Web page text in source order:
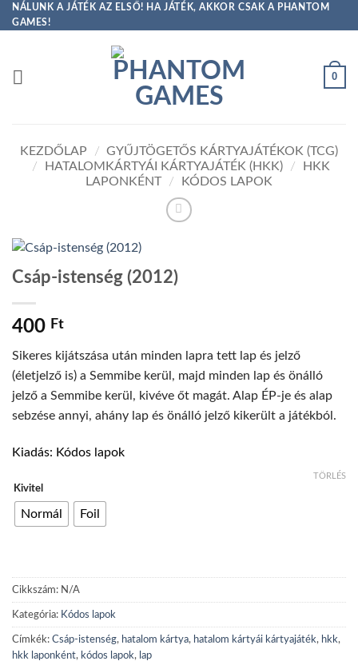
Skip
to
NÁLUNK A JÁTÉK AZ ELSŐ! HA JÁTÉK, AKKOR CSAK A PHANTOM
GAMES!
0
KEZDŐLAP / GYŰJTÖGETŐS KÁRTYAJÁTÉKOK (TCG)
/
HATALOMKÁRTYÁI KÁRTYAJÁTÉK (HKK) /
HKK
LAPONKÉNT
/ KÓDOS LAPOK
Csáp-istenség (2012)
400 Ft
Sikeres kijátszása után minden lapra tett lap és jelző
(életjelző is) a Semmibe kerül, majd minden lap és önálló
jelző a Semmibe kerül, kivéve őt magát. Alap ÉP-je és alap
sebzése annyi, ahány lap és önálló jelző kikerült a játékból.
Kiadás: Kódos lapok
Kivitel
Normál Foil
TÖRLÉS
Cikkszám: N/A
Kategória: Kódos lapok
Címkék: Csáp-istenség, hatalom kártya, hatalom kártyái kártyajáték, hkk,
hkk laponként, kódos lapok, lap